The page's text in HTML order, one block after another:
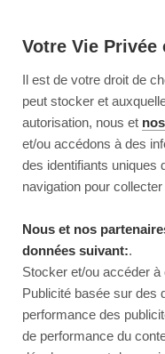
Votre Vie
Il est de votre droit de
peut stocker et
autorisation, nous et
et/ou accédons à des
des identifiants uniques
navigation pour
Nous et nos
données suivant:.
Stocker et/ou accéder
Publicité basée sur des
performance des
de performance du